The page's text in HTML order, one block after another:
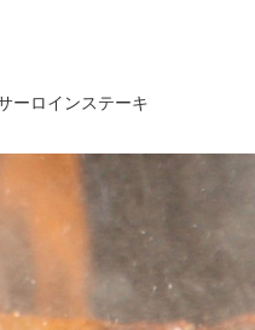
ーロインステーキ